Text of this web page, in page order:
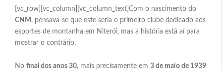
Programação
[vc_row][vc_column][vc_column_text]Com o nascimento do
CNM , pensava-se que este seria o primeiro clube dedicado aos
esportes de montanha em Niterói, mas a história está aí para
mostrar o contrário.
No final dos anos 30, mais precisamente em 3 de maio de 1939